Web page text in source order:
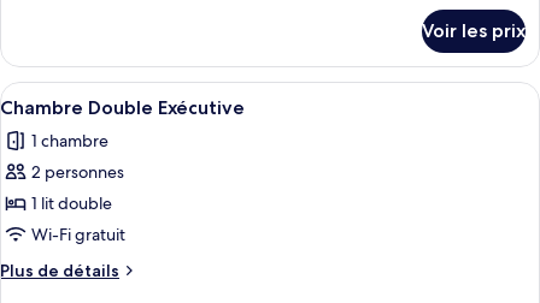
le
type
de
Chambre
Exécutive
Voir les prix
Afficher
toutes
les
photos
pour
ce
type
de
Une chambre d’hôtel moderne
4
Chambre Double Exécutive
1 chambre
2 personnes
1 lit double
Wi-Fi gratuit
Plus de détails
Plus